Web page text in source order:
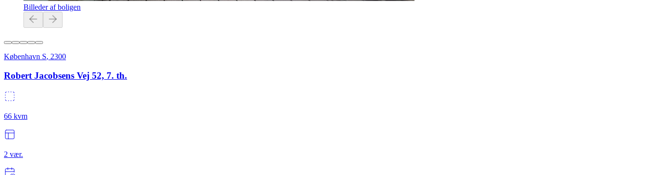
Billeder af boligen
København S, 2300
Robert Jacobsens Vej 52, 7. th.
66 kvm
2 vær.